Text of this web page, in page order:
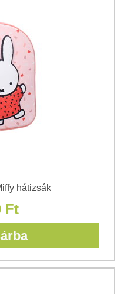
hátizsák
Ft